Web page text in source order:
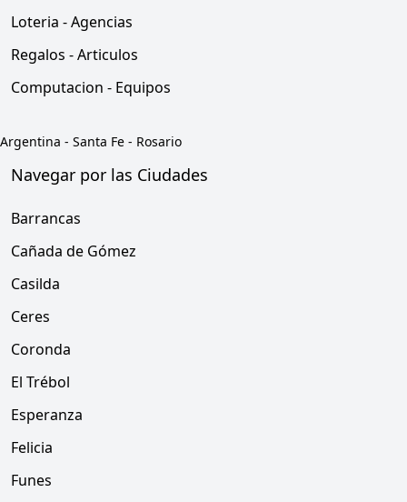
Loteria - Agencias
Regalos - Articulos
Computacion - Equipos
Argentina - Santa Fe - Rosario
Navegar por las Ciudades
Barrancas
Cañada de Gómez
Casilda
Ceres
Coronda
El Trébol
Esperanza
Felicia
Funes